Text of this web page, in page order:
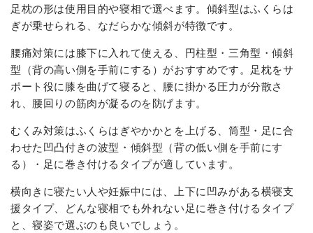
足枕の形は使用目的や寝相で選べます。傾斜型はふくらは
ぎが乗せられる、なだらかな傾斜が特徴です。
腰痛対策には膝下に入れて使える、円柱型・三角型・傾斜
型（背の高い側を手前にする）がおすすめです。足枕をサ
ポート役に膝を曲げて寝ると、腰に掛かる圧力が分散さ
れ、腰回りの筋肉が凝るのを防げます。
むくみ対策はふくらはぎやかかとを上げる、筒型・足に合
わせた凹凸付きの波型・傾斜型（背の低い側を手前にす
る）・足に巻き付けるタイプが適しています。
横向きに寝たい人や妊娠中には、上下に凹みがある横寝支
援タイプ、どんな寝相でも外れない足に巻き付けるタイプ
と、寝姿で選ぶのも良いでしょう。